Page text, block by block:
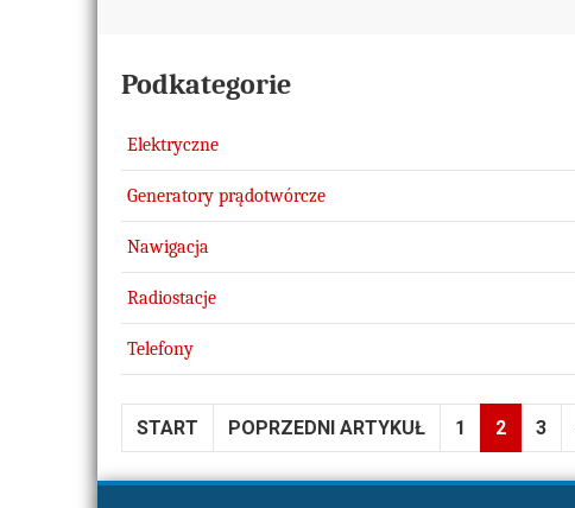
Podkategorie
Elektryczne
Generatory prądotwórcze
Nawigacja
Radiostacje
Telefony
START POPRZEDNI ARTYKUŁ 1 2 3